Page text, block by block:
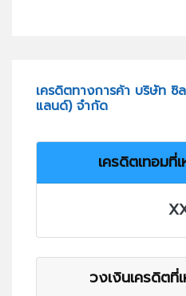
เครดิตทางการค้า บริษัท
แลนด์) จำกัด
เครดิตเทอมที่
วงเงินเครดิตที่